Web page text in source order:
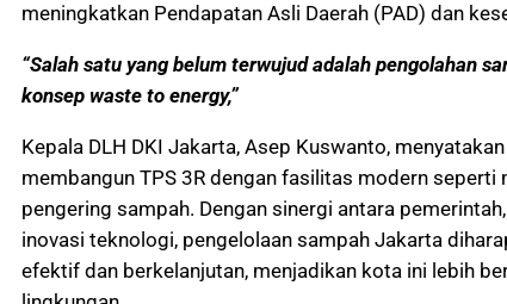
meningkatkan Pendapatan Asli Daerah (PAD) dan
“Salah satu yang belum terwujud adalah pengolahan
konsep waste to energy,”
Kepala DLH DKI Jakarta, Asep Kuswanto,
membangun TPS 3R dengan fasilitas modern seperti
pengering sampah. Dengan sinergi antara
inovasi teknologi, pengelolaan sampah Jakarta
efektif dan berkelanjutan, menjadikan kota ini lebih